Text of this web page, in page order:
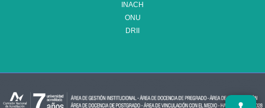
INACH
ONU
DRII